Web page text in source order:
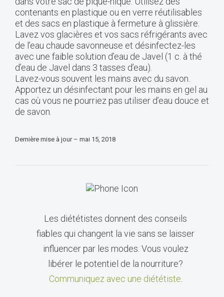
contenants en plastique ou en verre réutilisables
et des sacs en plastique à fermeture à glissière.
Lavez vos glacières et vos sacs réfrigérants avec
de l’eau chaude savonneuse et désinfectez-les
avec une faible solution d’eau de Javel (1 c. à thé
d’eau de Javel dans 3 tasses d’eau).
Lavez-vous souvent les mains avec du savon.
Apportez un désinfectant pour les mains en gel au
cas où vous ne pourriez pas utiliser d’eau douce et
de savon.
Dernière mise à jour – mai 15, 2018
Les diététistes donnent des conseils
fiables qui changent la vie sans se laisser
influencer par les modes. Vous voulez
libérer le potentiel de la nourriture?
Communiquez avec une diététiste